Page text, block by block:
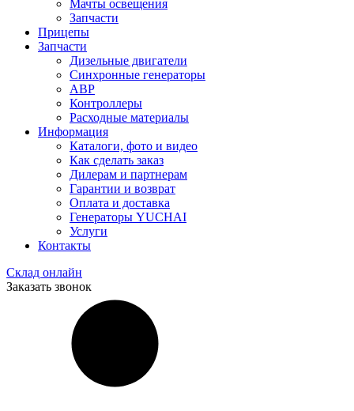
Мачты освещения
Запчасти
Прицепы
Запчасти
Дизельные двигатели
Синхронные генераторы
АВР
Контроллеры
Расходные материалы
Информация
Каталоги, фото и видео
Как сделать заказ
Дилерам и партнерам
Гарантии и возврат
Оплата и доставка
Генераторы YUCHAI
Услуги
Контакты
Склад онлайн
Заказать звонок